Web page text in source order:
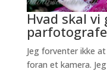
Hvad skal vi
Jeg forventer ikke
foran et kamera.